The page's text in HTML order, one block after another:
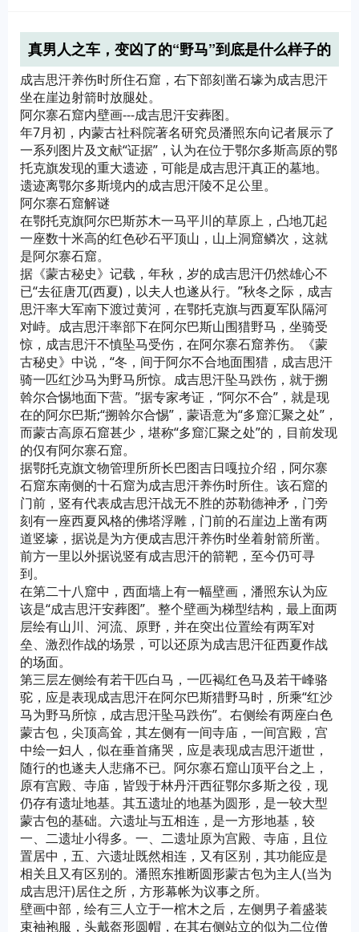
真男人之车，变凶了的“野马”到底是什么样子的
成吉思汗养伤时所住石窟，右下部刻凿石壕为成吉思汗
坐在崖边射箭时放腿处。
阿尔寨石窟内壁画---成吉思汗安葬图。
年7月初，内蒙古社科院著名研究员潘照东向记者展示了
一系列图片及文献“证据”，认为在位于鄂尔多斯高原的鄂
托克旗发现的重大遗迹，可能是成吉思汗真正的墓地。
遗迹离鄂尔多斯境内的成吉思汗陵不足公里。
阿尔寨石窟解谜
在鄂托克旗阿尔巴斯苏木一马平川的草原上，凸地兀起
一座数十米高的红色砂石平顶山，山上洞窟鳞次，这就
是阿尔寨石窟。
据《蒙古秘史》记载，年秋，岁的成吉思汗仍然雄心不
已“去征唐兀(西夏)，以夫人也遂从行。”秋冬之际，成吉
思汗率大军南下渡过黄河，在鄂托克旗与西夏军队隔河
对峙。成吉思汗率部下在阿尔巴斯山围猎野马，坐骑受
惊，成吉思汗不慎坠马受伤，在阿尔寨石窟养伤。《蒙
古秘史》中说，“冬，间于阿尔不合地面围猎，成吉思汗
骑一匹红沙马为野马所惊。成吉思汗坠马跌伤，就于搠
斡尔合惕地面下营。”据专家考证，“阿尔不合”，就是现
在的阿尔巴斯;“搠斡尔合惕”，蒙语意为“多窟汇聚之处”，
而蒙古高原石窟甚少，堪称“多窟汇聚之处”的，目前发现
的仅有阿尔寨石窟。
据鄂托克旗文物管理所所长巴图吉日嘎拉介绍，阿尔寨
石窟东南侧的十石窟为成吉思汗养伤时所住。该石窟的
门前，竖有代表成吉思汗战无不胜的苏勒德神矛，门旁
刻有一座西夏风格的佛塔浮雕，门前的石崖边上凿有两
道竖壕，据说是为方便成吉思汗养伤时坐着射箭所凿。
前方一里以外据说竖有成吉思汗的箭靶，至今仍可寻
到。
在第二十八窟中，西面墙上有一幅壁画，潘照东认为应
该是“成吉思汗安葬图”。整个壁画为梯型结构，最上面两
层绘有山川、河流、原野，并在突出位置绘有两军对
垒、激烈作战的场景，可以还原为成吉思汗征西夏作战
的场面。
第三层左侧绘有若干匹白马，一匹褐红色马及若干峰骆
驼，应是表现成吉思汗在阿尔巴斯猎野马时，所乘“红沙
马为野马所惊，成吉思汗坠马跌伤”。右侧绘有两座白色
蒙古包，尖顶高耸，其左侧有一间寺庙，一间宫殿，宫
中绘一妇人，似在垂首痛哭，应是表现成吉思汗逝世，
随行的也遂夫人悲痛不已。阿尔寨石窟山顶平台之上，
原有宫殿、寺庙，皆毁于林丹汗西征鄂尔多斯之役，现
仍存有遗址地基。其五遗址的地基为圆形，是一较大型
蒙古包的基础。六遗址与五相连，是一方形地基，较
一、二遗址小得多。一、二遗址原为宫殿、寺庙，且位
置居中，五、六遗址既然相连，又有区别，其功能应是
相关且又有区别的。潘照东推断圆形蒙古包为主人(当为
成吉思汗)居住之所，方形幕帐为议事之所。
壁画中部，绘有三人立于一棺木之后，左侧男子着盛装
束袖袍服，头戴盔形圆帽，在其右侧站立的似为二位僧